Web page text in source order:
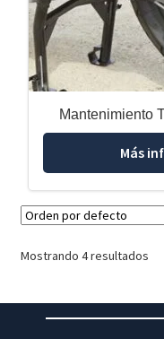
Mantenimiento
Más
Mostrando 4 resultados